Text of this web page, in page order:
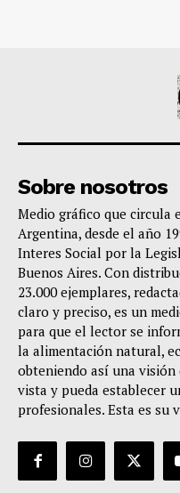
Sobre nosotros
Medio gráfico que circula
Argentina, desde el año
Interes Social por la
Buenos Aires. Con
23.000 ejemplares,
claro y preciso, es un
para que el lector se
la alimentación natural,
obteniendo así una
vista y pueda establecer
profesionales. Esta es su